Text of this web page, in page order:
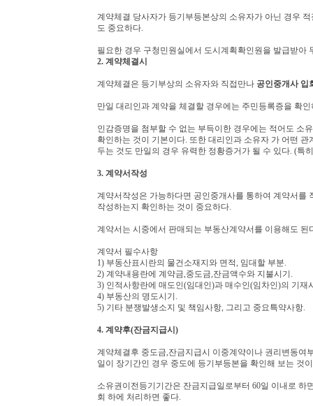
계약체결 당사자가 등기부등본상의 소유자가 아닌 경우
도 중요하다.
필요한 경우 구청민원실에서 도시계획확인원을 발급받
2. 계약체결시
계약체결은 등기부상의 소유자와 직접만나 공인중개사 입
만일 대리인과 계약을 체결할 경우에는 주민등록증을 확
인감증명을 첨부할 수 없는 부득이한 경우에는 적어도 소
확인하는 것이 기본이다. 또한 대리인과 소유자 가 어떤
두는 것도 만일의 경우 유력한 정황증거가 될 수 있다. (특
3. 계약서작성
계약서작성은 가능하다면 공인중개사를 통하여 계약서를
작성하는지 확인하는 것이 중요하다.
계약서는 시중에서 판매되는 부동산계약서를 이용해도 된
계약서 필수사항
1) 부동산표시란의 물건소재지와 면적, 임대할 부분.
2) 계약내용란에 계약금,중도금,잔금액수와 지불시기.
3) 인적사항란에 매도인(임대인)과 매수인(임차인)의 기
4) 부동산의 명도시기.
5) 기타 분쟁발생소지 및 책임사항, 그리고 중요특약사항.
4. 계약후(잔금지급시)
계약체결후 중도금,잔금지급시 이중계약이나 권리변동여
일이 장기간인 경우 중도에 등기부등본을 확인해 보는 것
소유권이전등기기간은 잔금지급일로부터 60일 이내로
회 하에 처리하면 좋다.